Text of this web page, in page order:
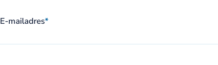
E-mailadres*